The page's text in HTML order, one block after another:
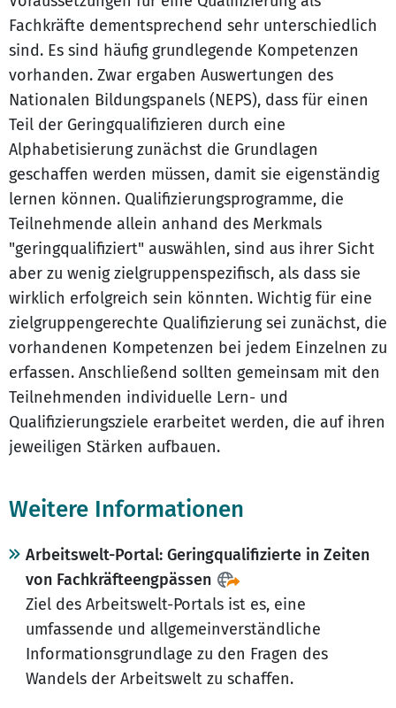
Fachkräfte dementsprechend sehr unterschiedlich
sind. Es sind häufig grundlegende Kompetenzen
vorhanden. Zwar ergaben Auswertungen des
Nationalen Bildungspanels (NEPS), dass für einen
Teil der Geringqualifizieren durch eine
Alphabetisierung zunächst die Grundlagen
geschaffen werden müssen, damit sie eigenständig
lernen können. Qualifizierungsprogramme, die
Teilnehmende allein anhand des Merkmals
"geringqualifiziert" auswählen, sind aus ihrer Sicht
aber zu wenig zielgruppenspezifisch, als dass sie
wirklich erfolgreich sein könnten. Wichtig für eine
zielgruppengerechte Qualifizierung sei zunächst, die
vorhandenen Kompetenzen bei jedem Einzelnen zu
erfassen. Anschließend sollten gemeinsam mit den
Teilnehmenden individuelle Lern- und
Qualifizierungsziele erarbeitet werden, die auf ihren
jeweiligen Stärken aufbauen.
Weitere Informationen
Arbeitswelt-Portal: Geringqualifizierte in Zeiten
von Fachkräfteengpässen
Ziel des Arbeitswelt-Portals ist es, eine
umfassende und allgemeinverständliche
Informationsgrundlage zu den Fragen des
Wandels der Arbeitswelt zu schaffen.